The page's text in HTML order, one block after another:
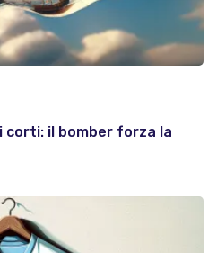
corti: il bomber forza la